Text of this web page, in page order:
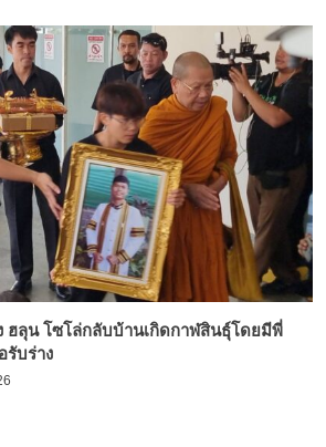
ฮลุน โซโล่กลับบ้านเกิดกาฬสินธุ์โดยมีพี่
รับร่าง